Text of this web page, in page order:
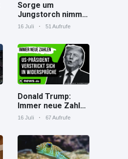
Sorge um
Jungstorch nimmt
glückliche
16 Juli 51 Aufrufe
Donald Trump:
Immer neue Zahlen
– US-Präsident
Widersprüche
16 Juli 67 Aufrufe